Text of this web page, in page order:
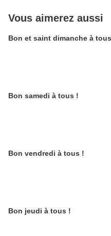
Vous aimerez aussi
Bon et saint dimanche à
Bon samedi à tous !
Bon vendredi à tous !
Bon jeudi à tous !